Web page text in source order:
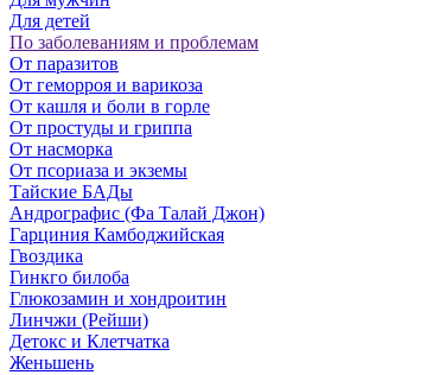
Для детей
По заболеваниям и проблемам
От паразитов
Oт геморроя и варикоза
От кашля и боли в горле
От простуды и гриппа
От насморка
Oт псориаза и экземы
Тайские БАДы
Андрографис (Фа Талай Джон)
Гарциния Камбоджийская
Гвоздика
Гинкго билоба
Глюкозамин и хондроитин
Линчжи (Рейши)
Детокс и Клетчатка
Женьшень